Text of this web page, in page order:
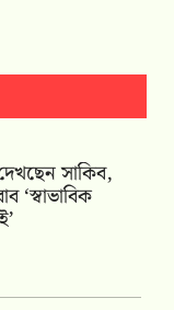
সাকিব,
‘স্বাভাবিক